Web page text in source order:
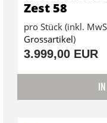
Zest 58
pro Stück (inkl.
Grossartikel)
3.999,00 EUR